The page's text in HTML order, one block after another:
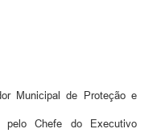
Municipal de Proteção e
pelo Chefe do Executivo